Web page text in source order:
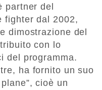
partner del
fighter dal 2002,
dimostrazione del
con lo
del programma.
ha fornito un suo
cioè un